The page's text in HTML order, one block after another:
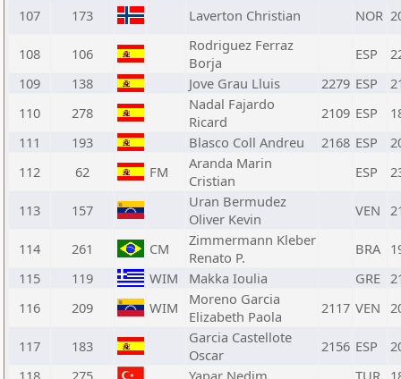
107
173 Laverton Christian NOR
108 106
Rodriguez Ferraz
Borja
ESP
109
138 Jove Grau Lluis 2279 ESP
110
278
Nadal Fajardo
Ricard
2109 ESP
111
193 Blasco Coll Andreu 2168 ESP
112
62 FM
Aranda Marin
Cristian
ESP
113 157
Uran Bermudez
Oliver Kevin
VEN
114 261 CM
Zimmermann Kleber
Renato P.
BRA
115
119 WIM Makka Ioulia GRE
116
209 WIM
Moreno Garcia
Elizabeth Paola
2117 VEN
117 183
Garcia Castellote
Oscar
2156 ESP
118
275 Yapar Nedim TUR